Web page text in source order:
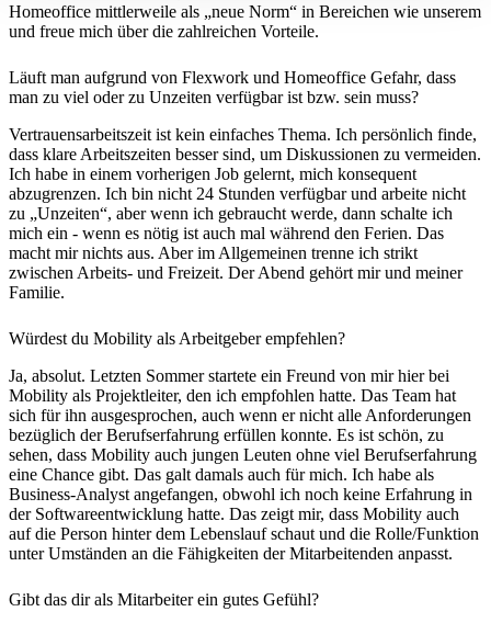
Homeoffice mittlerweile als „neue Norm“ in Bereichen wie unserem
und freue mich über die zahlreichen Vorteile.
Läuft man aufgrund von Flexwork und Homeoffice Gefahr, dass
man zu viel oder zu Unzeiten verfügbar ist bzw. sein muss?
Vertrauensarbeitszeit ist kein einfaches Thema. Ich persönlich finde,
dass klare Arbeitszeiten besser sind, um Diskussionen zu vermeiden.
Ich habe in einem vorherigen Job gelernt, mich konsequent
abzugrenzen. Ich bin nicht 24 Stunden verfügbar und arbeite nicht
zu „Unzeiten“, aber wenn ich gebraucht werde, dann schalte ich
mich ein - wenn es nötig ist auch mal während den Ferien. Das
macht mir nichts aus. Aber im Allgemeinen trenne ich strikt
zwischen Arbeits- und Freizeit. Der Abend gehört mir und meiner
Familie.
Würdest du Mobility als Arbeitgeber empfehlen?
Ja, absolut. Letzten Sommer startete ein Freund von mir hier bei
Mobility als Projektleiter, den ich empfohlen hatte. Das Team hat
sich für ihn ausgesprochen, auch wenn er nicht alle Anforderungen
bezüglich der Berufserfahrung erfüllen konnte. Es ist schön, zu
sehen, dass Mobility auch jungen Leuten ohne viel Berufserfahrung
eine Chance gibt. Das galt damals auch für mich. Ich habe als
Business-Analyst angefangen, obwohl ich noch keine Erfahrung in
der Softwareentwicklung hatte. Das zeigt mir, dass Mobility auch
auf die Person hinter dem Lebenslauf schaut und die Rolle/Funktion
unter Umständen an die Fähigkeiten der Mitarbeitenden anpasst.
Gibt das dir als Mitarbeiter ein gutes Gefühl?